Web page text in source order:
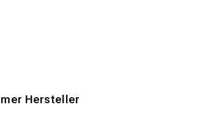
Hersteller